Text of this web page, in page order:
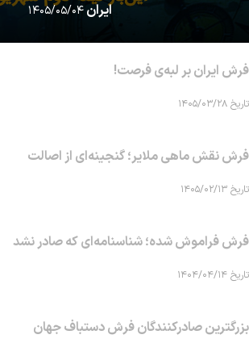
ایران۱۴۰۵/۰۵/۰۴
فرش ایران بر لبه‌ی فرصت!
تاریخ ۱۴۰۵/۰۳/۲۸
فرش نقش ماهی‌ ملایر؛ گنجینه‌ای از اصالت
تاریخ ۱۴۰۵/۰۲/۱۳
فرش فراموش شده؛ شناسنامه‌ای که صادر نشد
تاریخ ۱۴۰۴/۰۴/۱۴
بزرگترین صادرکنندگان فرش دستباف جهان